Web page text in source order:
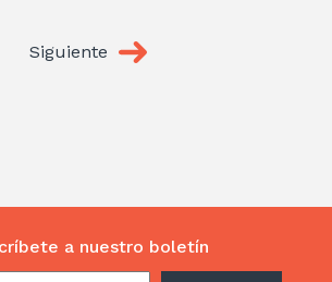
Siguiente
a nuestro boletín